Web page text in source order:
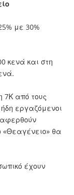
με 30%
κενά και στη
7Κ από τους
εργαζόμενοι
«Θεαγένειο» θα
έχουν